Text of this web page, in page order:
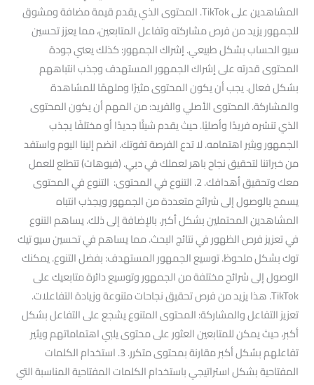
المشاهدين على TikTok. المحتوى الذي يقدم قيمة مضافة ومشوق
للجمهور يزيد من فرص مشاركته وتفاعل المتابعين، مما يعزز تحسين
سيو الحساب بشكل طبيعي. إشراك الجمهور: كذلك يعني جودة
المحتوى قدرته على إشراك الجمهور المستهدف وجذب انتباههم
بشكل فعال. يجب أن يكون المحتوى مثيرًا وملهمًا للمشاهدة
والمشاركة. المحتوى الأصلي والفريد: من المهم أن يكون المحتوى
الذي تنشره فريدًا وأصليًا. حيث يقدم شيئًا جديدًا أو مختلفًا يجذب
الجمهور ويثير اهتمامه. لا تدع الفرصة تفوتك. انضم إلينا اليوم واستفد
من خبراتنا لتحقيق نجاح باهر لعملك في دبي. (فيوهات) تتطلع للعمل
معك وتحقيق أهدافك. 2. التنوع في المحتوى: التنوع في المحتوى
يسمح بالوصول إلى شرائح متعددة من الجمهور ويجذب انتباه
المشاهدين المحتملين بشكل أكبر. بالإضافة إلى ذلك. يساهم التنوع
في تعزيز فرص الظهور في نتائج البحث. مما يساهم في تحسين سيو تيك
توك بشكل ملحوظ. توسيع الجمهور المستهدف: بفضل التنوع. يمكنك
الوصول إلى شرائح مختلفة من الجمهور وتوسيع دائرة متابعيك على
TikTok. هذا يزيد من فرص تحقيق نجاحات متنوعة وزيادة التفاعلات.
تعزيز التفاعل والمشاركة: المحتوى المتنوع يشجع على التفاعل بشكل
أكبر، حيث يمكن للمتابعين العثور على محتوى يلبي اهتماماتهم ويثير
تفاعلهم بشكل أكبر مقارنة بمحتوى متكرر. 3. استخدام الكلمات
المفتاحية بشكل استراتيجي باستخدام الكلمات المفتاحية المناسبة التي